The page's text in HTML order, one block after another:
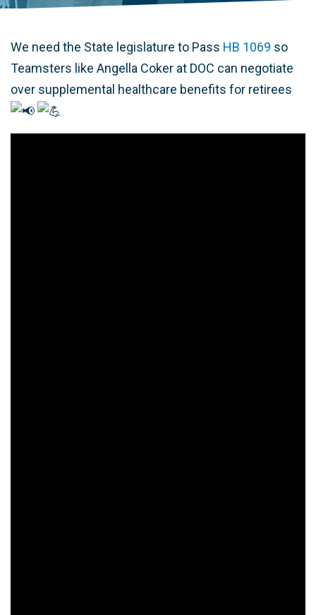
We need the State legislature to Pass HB 1069 so
Teamsters like Angella Coker at DOC can negotiate
over supplemental healthcare benefits for retirees